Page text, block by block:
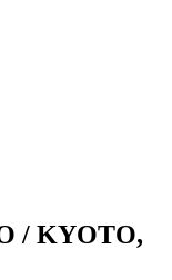
/ KYOTO,